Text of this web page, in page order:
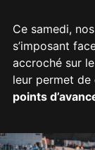
Ce samedi, nos
s’imposant
accroché sur
leur permet de
points